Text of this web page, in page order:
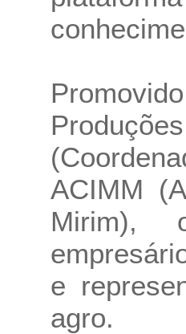
ACIMM
Mirim),
e
agro.